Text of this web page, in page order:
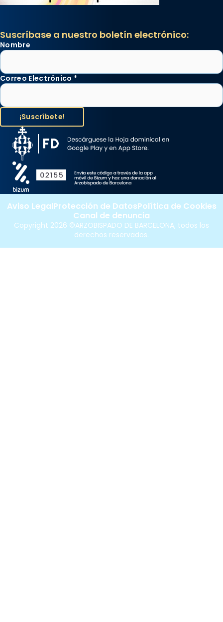
Suscríbase a nuestro boletín electrónico:
Nombre
Correo Electrónico *
Copyright 2026 ©ARZOBISPADO DE BARCELONA, todos los
derechos reservados.
Aviso LegalProtección de DatosPolítica de Cookies
Canal de denuncia